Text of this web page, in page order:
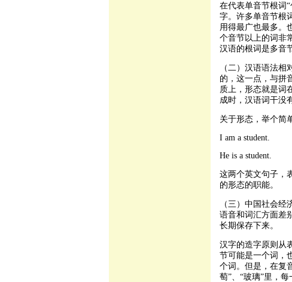
在代表单音节根词
字。许多单音节根
用得最广也最多。
个音节以上的词非
汉语的根词是多音
（二）汉语语法
的，这一点，与拼
质上，形态就是词
成时，汉语词干没
关于形态，举个简
I am a student.
He is a student.
这两个英文句子，
的形态的职能。
（三）中国社会
语音和词汇方面差
长期保存下来。
汉字的造字原则从
节可能是一个词，
个词。但是，在复
萄”、“玻璃”里，